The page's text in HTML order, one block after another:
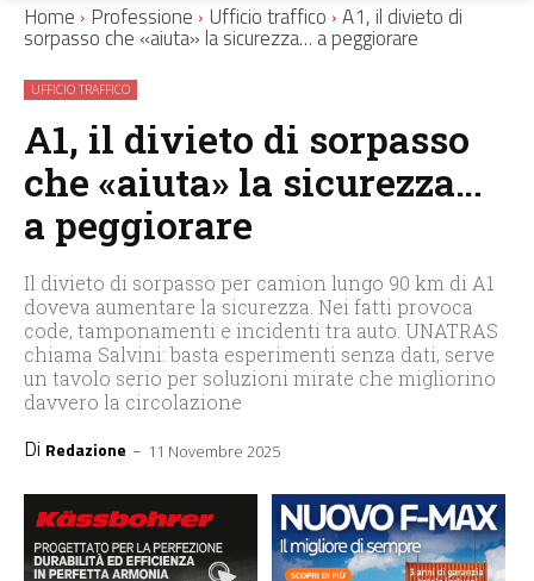
Home Professione Ufficio traffico A1, il divieto di
sorpasso che «aiuta» la sicurezza… a peggiorare
UFFICIO TRAFFICO
A1, il divieto di sorpasso
che «aiuta» la sicurezza…
a peggiorare
Il divieto di sorpasso per camion lungo 90 km di A1
doveva aumentare la sicurezza. Nei fatti provoca
code, tamponamenti e incidenti tra auto. UNATRAS
chiama Salvini: basta esperimenti senza dati, serve
un tavolo serio per soluzioni mirate che migliorino
davvero la circolazione
Di Redazione - 11 Novembre 2025